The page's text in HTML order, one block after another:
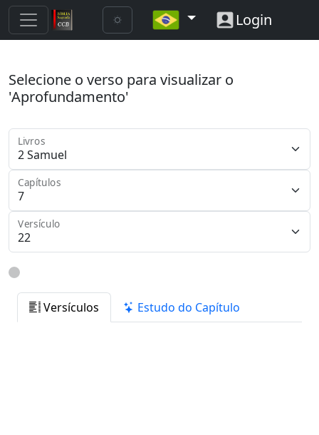
Login
Selecione o verso para visualizar o
'Aprofundamento'
Livros
Capítulos
Versículo
Versículos Estudo do Capítulo